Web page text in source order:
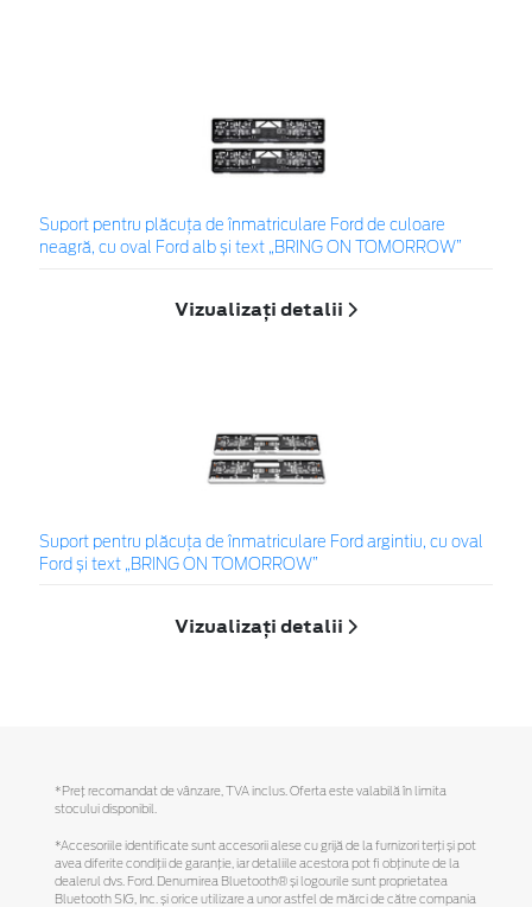
Suport pentru plăcuța de înmatriculare Ford de culoare
neagră, cu oval Ford alb și text „BRING ON TOMORROW”
Vizualizați detalii
Suport pentru plăcuța de înmatriculare Ford argintiu, cu oval
Ford și text „BRING ON TOMORROW”
Vizualizați detalii
*Preţ recomandat de vânzare, TVA inclus. Oferta este valabilă în limita
stocului disponibil.
*Accesoriile identificate sunt accesorii alese cu grijă de la furnizori terți și pot
avea diferite condiții de garanție, iar detaliile acestora pot fi obținute de la
dealerul dvs. Ford. Denumirea Bluetooth® și logourile sunt proprietatea
Bluetooth SIG, Inc. și orice utilizare a unor astfel de mărci de către compania